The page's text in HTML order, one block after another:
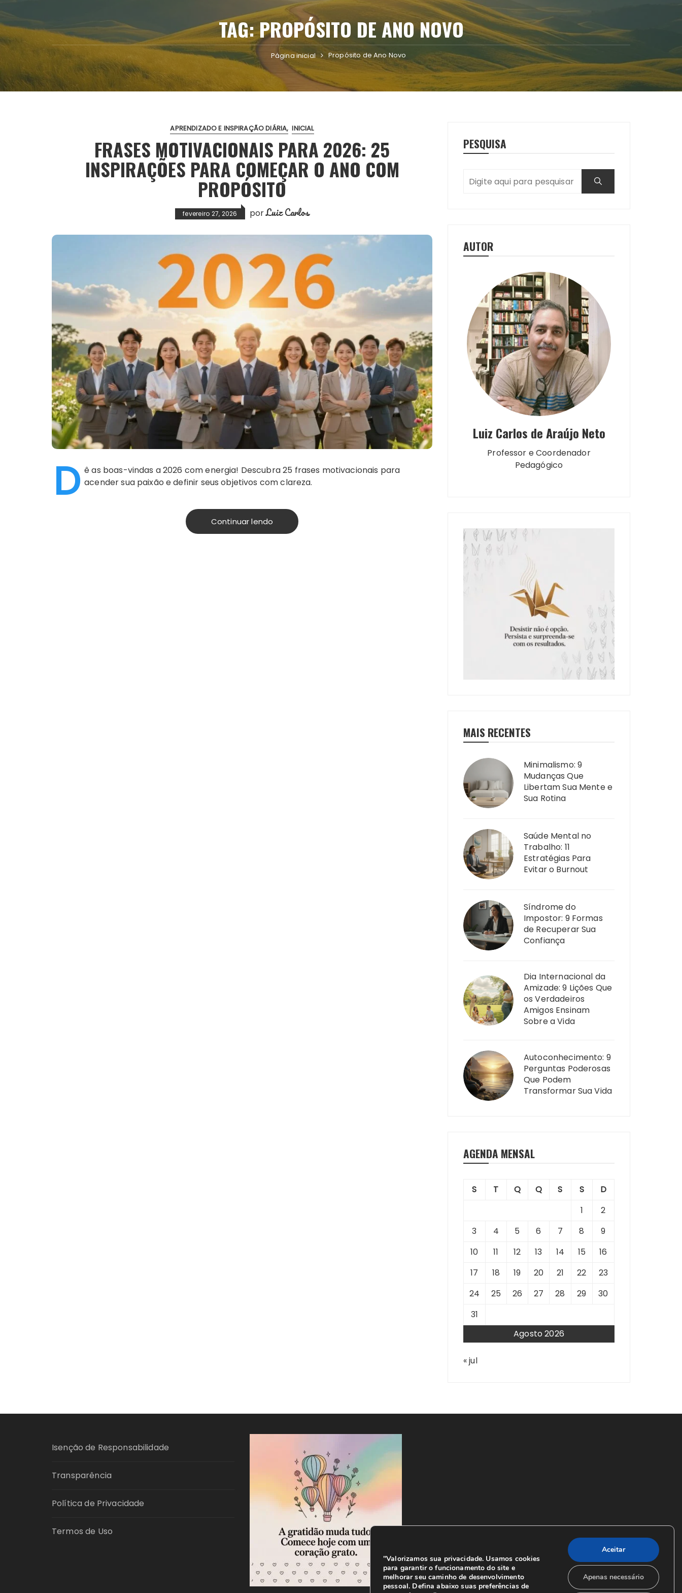
TAG:PROPÓSITO DE ANO NOVO
Página inicial Propósito de Ano Novo
APRENDIZADO E INSPIRAÇÃO DIÁRIA INICIAL
FRASES MOTIVACIONAIS PARA 2026: 25
INSPIRAÇÕES PARA COMEÇAR O ANO COM
PROPÓSITO
fevereiro 27, 2026 porLuiz Carlos
D ê as boas-vindas a 2026 com energia! Descubra 25 frases motivacionais para
acender sua paixão e definir seus objetivos com clareza.
Continuar lendo
PESQUISA
AUTOR
Luiz Carlos de Araújo Neto
Professor e Coordenador
Pedagógico
MAIS RECENTES
Minimalismo: 9
Mudanças Que
Libertam Sua Mente e
Sua Rotina
Saúde Mental no
Trabalho: 11
Estratégias Para
Evitar o Burnout
Síndrome do
Impostor: 9 Formas
de Recuperar Sua
Confiança
Dia Internacional da
Amizade: 9 Lições Que
os Verdadeiros
Amigos Ensinam
Sobre a Vida
Autoconhecimento: 9
Perguntas Poderosas
Que Podem
Transformar Sua Vida
AGENDA MENSAL
Agosto 2026
S T Q Q S S
D
1
2
3
4 5 6 7 8
9
10
11 12 13 14 15
16
17
18 19 20 21 22
23
24
25 26 27 28 29
30
31
« jul
Isenção de Responsabilidade
Transparência
Política de Privacidade
Termos de Uso
"Valorizamos sua privacidade. Usamos cookies
para garantir o funcionamento do site e
melhorar seu caminho de desenvolvimento
pessoal. Defina abaixo suas preferências de
Aceitar
Apenas necessário